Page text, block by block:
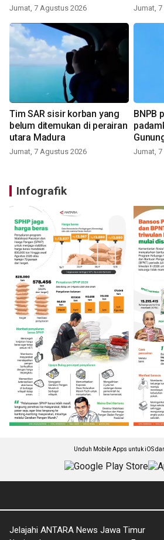
Jumat, 7 Agustus 2026 Jumat,
Tim SAR sisir korban yang
belum ditemukan di perairan
utara Madura
Jumat, 7 Agustus 2026
BNPB
Jumat,
Infografik
Unduh Mobile Apps untuk iOS
Jelajahi ANTARA News Jawa Timur